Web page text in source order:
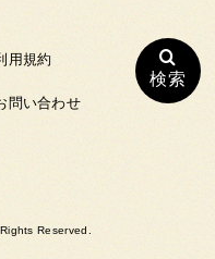
検索
用規約
問い合わせ
Reserved.